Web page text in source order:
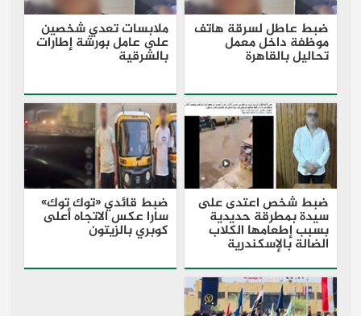
ضبط عاطل لسرقة هاتف
موظفة داخل معمل
تحاليل بالقاهرة
ملابسات تعدي شخصين
على عامل بورشة إطارات
بالشرقية
ضبط شخص اعتدى على
سيدة بمطرقة حديدية
بسبب إطعامها الكلاب
الضالة بالإسكندرية
ضبط قائدي «توك توك»
سارا عكس الاتجاه أعلى
كوبري بالزيتون